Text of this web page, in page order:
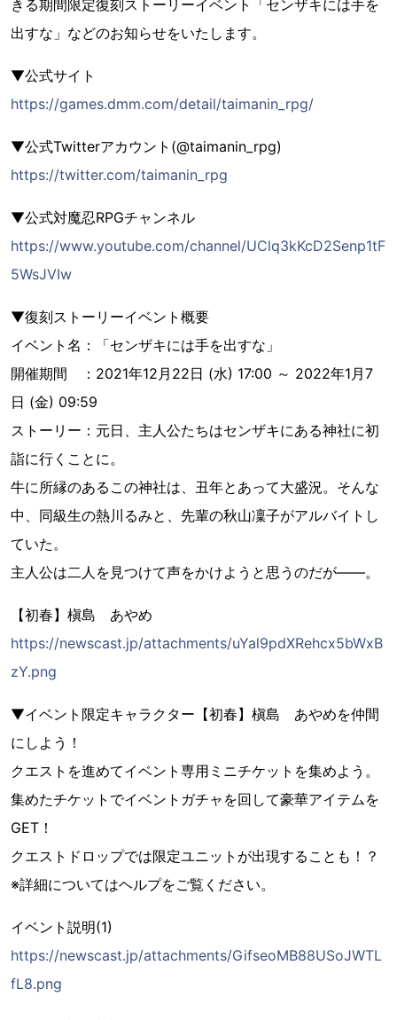
きる期間限定復刻ストーリーイベント「センザキには手を
出すな」などのお知らせをいたします。
▼公式サイト
https://games.dmm.com/detail/taimanin_rpg/
▼公式Twitterアカウント(@taimanin_rpg)
https://twitter.com/taimanin_rpg
▼公式対魔忍RPGチャンネル
https://www.youtube.com/channel/UClq3kKcD2Senp1tF
5WsJVIw
▼復刻ストーリーイベント概要
イベント名：「センザキには手を出すな」
開催期間 ：2021年12月22日 (水) 17:00 ～ 2022年1月7
日 (金) 09:59
ストーリー：元日、主人公たちはセンザキにある神社に初
詣に行くことに。
牛に所縁のあるこの神社は、丑年とあって大盛況。そんな
中、同級生の熱川るみと、先輩の秋山凜子がアルバイトし
ていた。
主人公は二人を見つけて声をかけようと思うのだが――。
【初春】槇島 あやめ
https://newscast.jp/attachments/uYal9pdXRehcx5bWxB
zY.png
▼イベント限定キャラクター【初春】槇島 あやめを仲間
にしよう！
クエストを進めてイベント専用ミニチケットを集めよう。
集めたチケットでイベントガチャを回して豪華アイテムを
GET！
クエストドロップでは限定ユニットが出現することも！？
※詳細についてはヘルプをご覧ください。
イベント説明(1)
https://newscast.jp/attachments/GifseoMB88USoJWTL
fL8.png